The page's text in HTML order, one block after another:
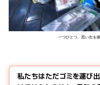
一つひとつ、思い出を
私たちはただゴミを運び